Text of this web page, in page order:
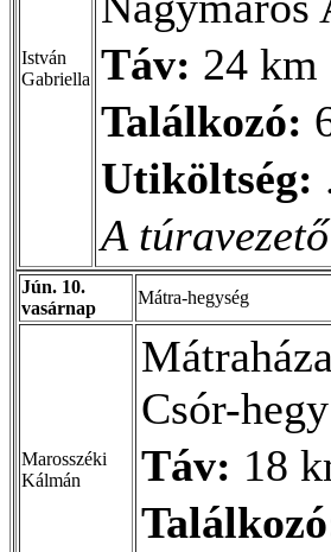
István
Gabriella Táv: 24 km
Találkozó:
Utiköltség:
A
Jún. 10.
vasárnap
Mátra-hegység
Marosszéki
Kálmán
Csór-
Táv: 18